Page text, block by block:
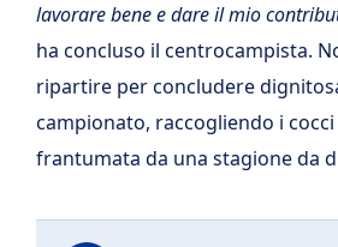
lavorare bene e dare il mio
ha concluso il centrocampista.
ripartire per concludere
campionato, raccogliendo i
frantumata da una stagione da